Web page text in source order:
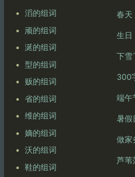
滔的组词
顽的组词
涎的组词
型的组词
贩的组词
省的组词
维的组词
嫡的组词
沃的组词
鞋的组词
春天
生日
下雪
300
端午
暑假
做家
芦苇